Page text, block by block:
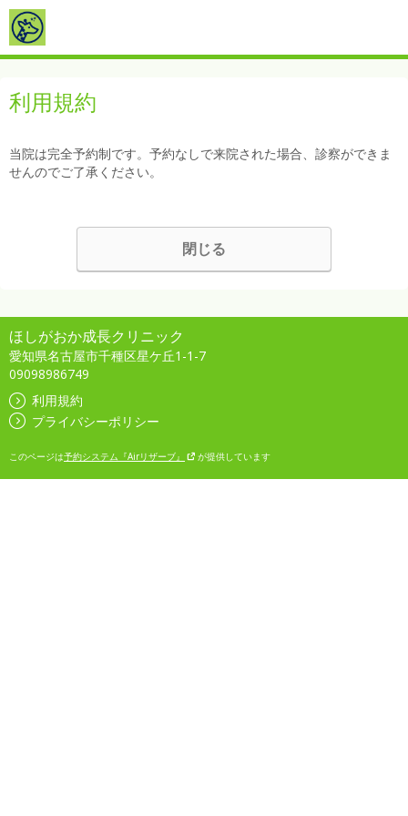
利用規約
当院は完全予約制です。予約なしで来院された場合、診察ができま
せんのでご了承ください。
閉じる
ほしがおか成長クリニック
愛知県名古屋市千種区星ケ丘1-1-7
09098986749
利用規約
プライバシーポリシー
このページは予約システム『Airリザーブ』 が提供しています